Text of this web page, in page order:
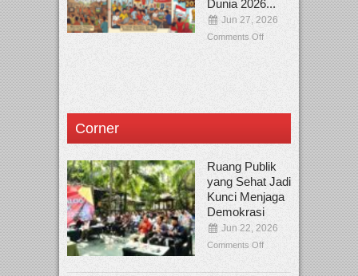
Dunia 2026...
Jun 27, 2026
Comments Off
Corner
Ruang Publik
yang Sehat Jadi
Kunci Menjaga
Demokrasi
Jun 22, 2026
Comments Off